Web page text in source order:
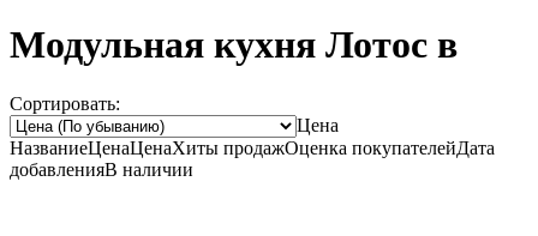
Модульная кухня Лотос в
Сортировать:
Цена
НазваниеЦенаЦенаХиты продажОценка покупателейДата
добавленияВ наличии